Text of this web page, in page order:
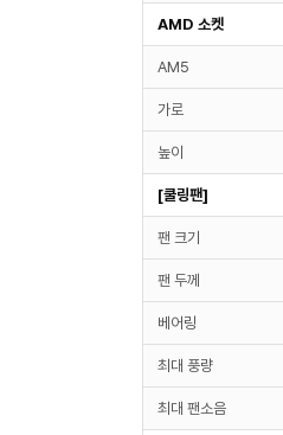
AMD 소켓
AM5
가로
높이
[쿨링팬]
팬 크기
팬 두께
베어링
최대 풍량
최대 팬소음